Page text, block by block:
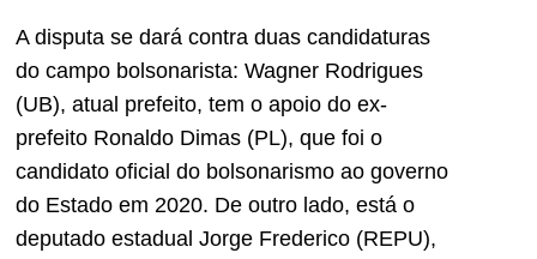
A disputa se dará contra duas candidaturas
do campo bolsonarista: Wagner Rodrigues
(UB), atual prefeito, tem o apoio do ex-
prefeito Ronaldo Dimas (PL), que foi o
candidato oficial do bolsonarismo ao governo
do Estado em 2020. De outro lado, está o
deputado estadual Jorge Frederico (REPU),